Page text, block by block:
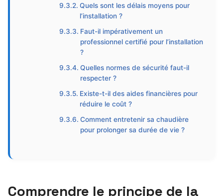
Quels sont les délais moyens pour
l’installation ?
Faut-il impérativement un
professionnel certifié pour l’installation
?
Quelles normes de sécurité faut-il
respecter ?
Existe-t-il des aides financières pour
réduire le coût ?
Comment entretenir sa chaudière
pour prolonger sa durée de vie ?
Comprendre le principe de la